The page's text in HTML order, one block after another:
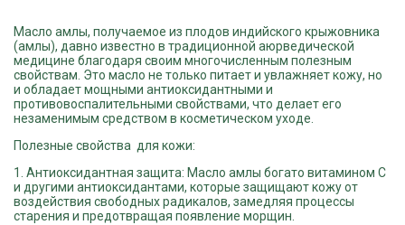
Масло амлы, получаемое из плодов индийского крыжовника
(амлы), давно известно в традиционной аюрведической
медицине благодаря своим многочисленным полезным
свойствам. Это масло не только питает и увлажняет кожу, но
и обладает мощными антиоксидантными и
противовоспалительными свойствами, что делает его
незаменимым средством в косметическом уходе.
Полезные свойства для кожи:
1. Антиоксидантная защита: Масло амлы богато витамином C
и другими антиоксидантами, которые защищают кожу от
воздействия свободных радикалов, замедляя процессы
старения и предотвращая появление морщин.